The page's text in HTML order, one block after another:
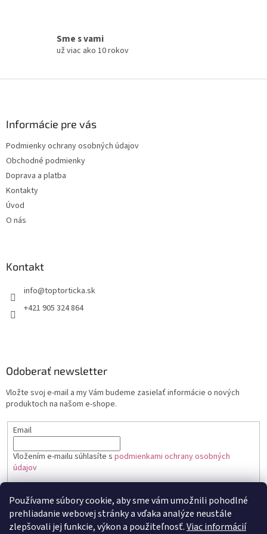
Používame súbory cookie, aby sme vám umožnili pohodlné
prehliadanie webovej stránky a vďaka analýze neustále
zlepšovali jej funkcie, výkon a použiteľnosť.Viac informácií
Sme s vami
už viac ako 10 rokov
Informácie pre vás
Podmienky ochrany osobných údajov
Obchodné podmienky
Doprava a platba
Kontakty
Úvod
O nás
Kontakt
+421 905 324 864
Odoberať newsletter
Vložte svoj e-mail a my Vám budeme zasielať informácie o nových
produktoch na našom e-shope.
Email
Vložením e-mailu súhlasíte s podmienkami ochrany osobných
údajov
PRIHLÁSIŤ SA